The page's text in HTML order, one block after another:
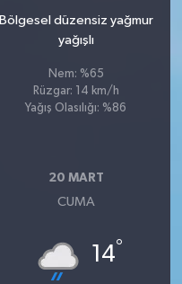
Bölgesel düzensiz yağmur
yağışlı
Nem: %65
Rüzgar: 14 km/h
Yağış Olasılığı: %86
20 MART
CUMA
14°